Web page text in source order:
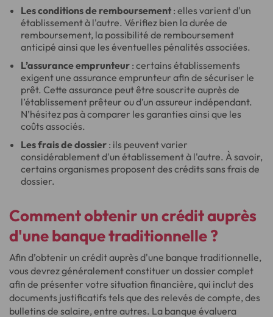
Les conditions de remboursement : elles varient d'un
établissement à l'autre. Vérifiez bien la durée de
remboursement, la possibilité de remboursement
anticipé ainsi que les éventuelles pénalités associées.
L’assurance emprunteur : certains établissements
exigent une assurance emprunteur afin de sécuriser le
prêt. Cette assurance peut être souscrite auprès de
l’établissement prêteur ou d’un assureur indépendant.
N’hésitez pas à comparer les garanties ainsi que les
coûts associés.
Les frais de dossier : ils peuvent varier
considérablement d'un établissement à l'autre. À savoir,
certains organismes proposent des crédits sans frais de
dossier.
Comment obtenir un crédit auprès
d'une banque traditionnelle ?
Afin d’obtenir un crédit auprès d'une banque traditionnelle,
vous devrez généralement constituer un dossier complet
afin de présenter votre situation financière, qui inclut des
documents justificatifs tels que des relevés de compte, des
bulletins de salaire, entre autres. La banque évaluera